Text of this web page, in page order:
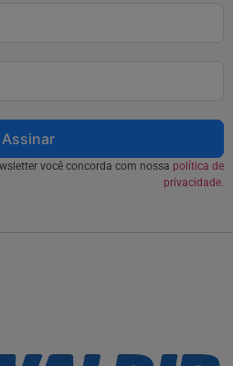
Assinar
você concorda com nossa política de
privacidade.